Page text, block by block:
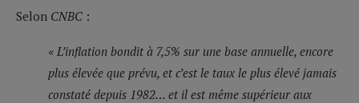
Selon CNBC :
« L’inflation bondit à 7,5% sur une base annuelle, encore
plus élevée que prévu, et c’est le taux le plus élevé jamais
constaté depuis 1982… et il est même supérieur aux